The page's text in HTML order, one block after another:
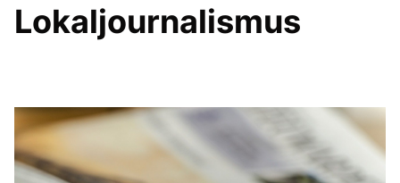
Anträge CDU
Kleine Anfragen
Lokaljournalismus